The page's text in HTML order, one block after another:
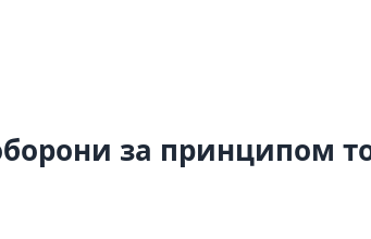
за принципом